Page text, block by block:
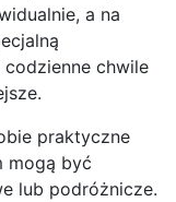
a na
chwile
praktyczne
mogą być
lub podróżnicze.